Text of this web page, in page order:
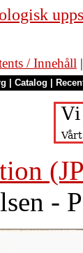
/ Innehåll |
Catalog
-